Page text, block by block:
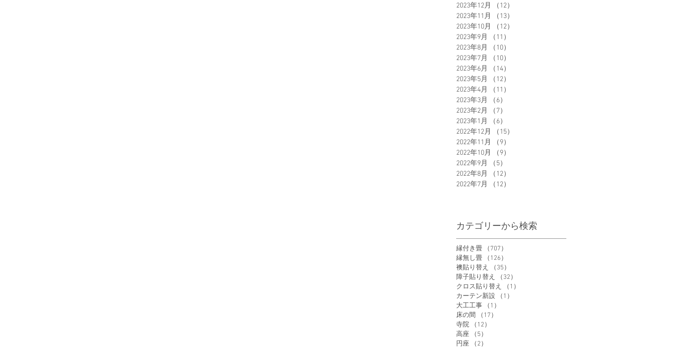
2023年12月
（12）
2023年11月
（13）
2023年10月
（12）
2023年9月
（11）
2023年8月
（10）
2023年7月
（10）
2023年6月
（14）
2023年5月
（12）
2023年4月
（11）
2023年3月
（6）
2023年2月
（7）
2023年1月
（6）
2022年12月
（15）
2022年11月
（9）
2022年10月
（9）
2022年9月
（5）
2022年8月
（12）
2022年7月
（12）
カテゴリーから検索
縁付き畳 （707）
縁無し畳
（126）
襖貼り替え
（35）
障子貼り替え
（32）
クロス貼り替え
（1）
カーテン新設
（1）
大工工事
（1）
床の間
（17）
寺院
（12）
高座
（5）
円座
（2）